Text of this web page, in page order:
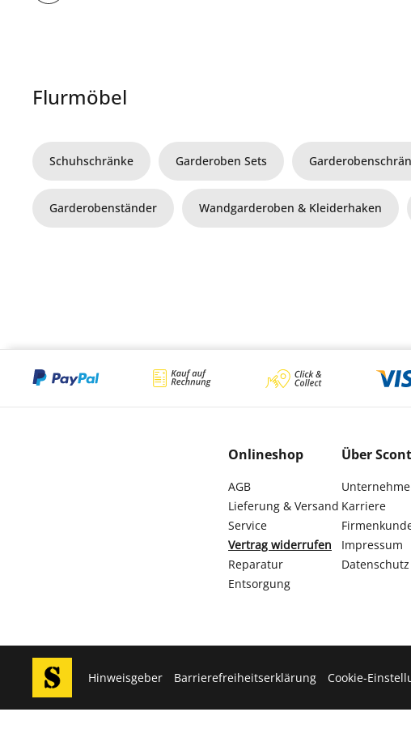
Flurmöbel
Schuhschränke Garderoben Sets
Garderobenständer Wandgarderoben & Kleiderhaken
Onlineshop
AGB
Lieferung & Versand
Service
Vertrag widerrufen
Reparatur
Entsorgung
Über
Karriere
Impressum
Datenschutz
Hinweisgeber Barrierefreiheitserklärung Cookie-